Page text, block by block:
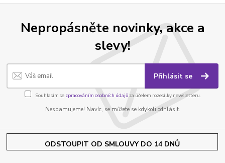
Nepropásněte novinky, akce a
slevy!
Přihlásit se
Souhlasím se zpracováním osobních údajůza účelem rozesílky newsletteru.
Nespamujeme! Navíc, se můžete se kdykoli odhlásit.
ODSTOUPIT OD SMLOUVY DO 14 DNŮ